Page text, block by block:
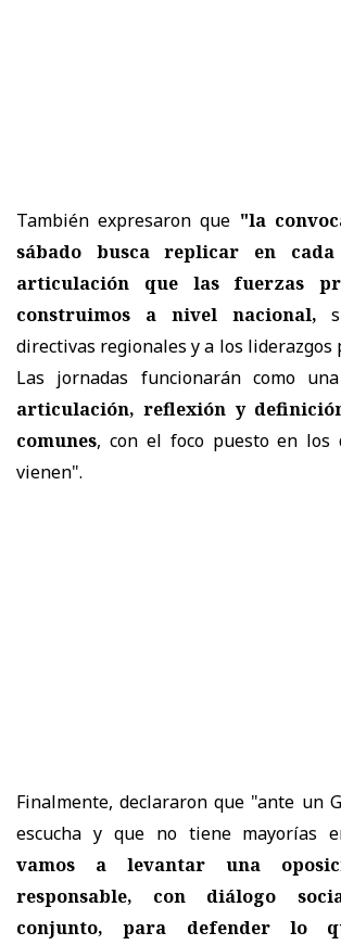
También expresaron que "la
sábado busca replicar en
articulación que las fuerzas
construimos a nivel nacional,
directivas regionales y a los liderazgos
Las jornadas funcionarán como una
articulación, reflexión y
comunes, con el foco puesto en los
vienen".
Finalmente, declararon que "ante un
escucha y que no tiene mayorías
vamos a levantar una
responsable, con diálogo
conjunto, para defender lo